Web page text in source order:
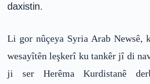
daxistin.
Li gor nûçeya Syria Arab Newsê,
wesayîtên leşkerî ku tankêr jî di
ji ser Herêma Kurdistanê